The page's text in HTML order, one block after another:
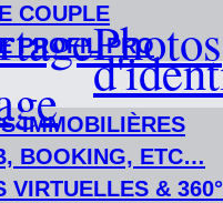
COUPLE
PROFIL PRO
IMMOBILIÈRES
BOOKING, ETC…
VIRTUELLES & 360°
Photos